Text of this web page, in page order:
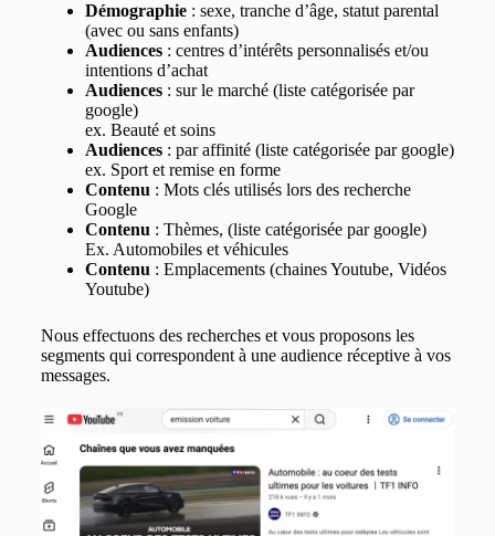
Démographie: sexe, tranche d’âge, statut parental
(avec ou sans enfants)
Audiences: centres d’intérêts personnalisés et/ou
intentions d’achat
Audiences: sur le marché (liste catégorisée par
google)
ex. Beauté et soins
Audiences: par affinité (liste catégorisée par google)
ex. Sport et remise en forme
Contenu : Mots clés utilisés lors des recherche
Google
Contenu : Thèmes, (liste catégorisée par google)
Ex. Automobiles et véhicules
Contenu : Emplacements (chaines Youtube, Vidéos
Youtube)
Nous effectuons des recherches et vous proposons les
segments qui correspondent à une audience réceptive à vos
messages.